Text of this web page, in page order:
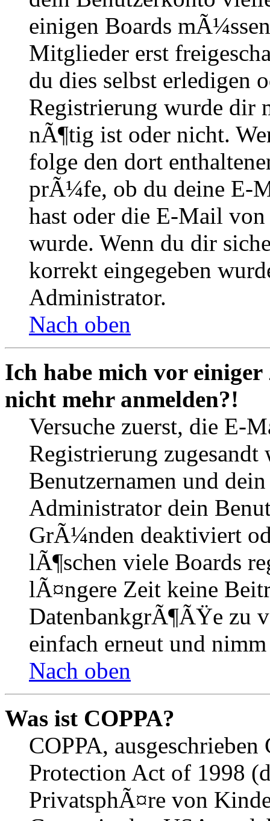
einigen Boards
Mitglieder erst
du dies selbst erledigen
Registrierung wurde dir
nÃ¶tig ist oder nicht.
folge den dort
prÃ¼fe, ob du deine E-
hast oder die E-Mail
wurde. Wenn du dir
korrekt eingegeben
Administrator.
Nach oben
Ich habe mich vor
nicht mehr anmelden?!
Versuche zuerst, die E-
Registrierung
Benutzernamen und
Administrator dein
GrÃ¼nden deaktiviert
lÃ¶schen viele Boards
lÃ¤ngere Zeit keine
DatenbankgrÃ¶ÃŸe zu
einfach erneut und
Nach oben
Was ist COPPA?
COPPA,
Protection Act of 1998
PrivatsphÃ¤re von